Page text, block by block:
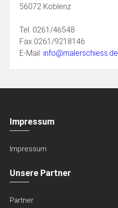
56072 Koblenz
Tel. 0261/46548
Fax 0261/9218146
E-Mail: info@malerschiess.de
Impressum
Impressum
Unsere Partner
Partner